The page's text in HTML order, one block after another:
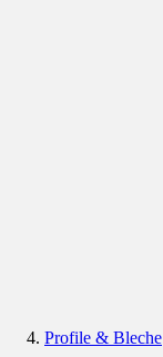
Profile & Bleche